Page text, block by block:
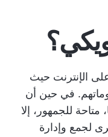
الإنترنت حيث
في حين أن
للجمهور، إلا
لجمع وإدارة